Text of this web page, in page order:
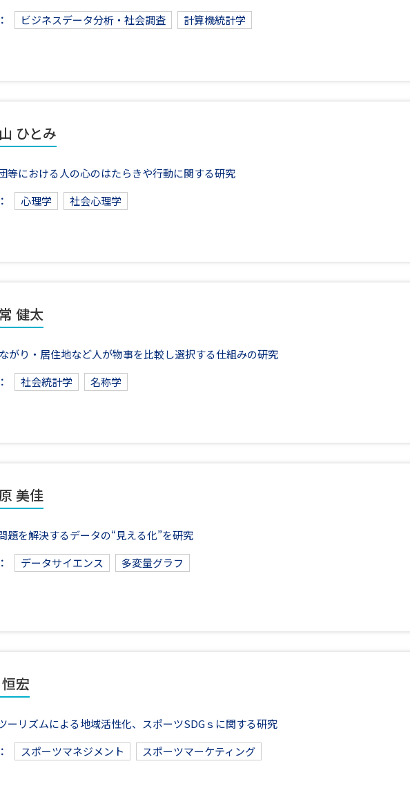
ビジネスデータ分析・社会調査 計算機統計学
ひとみ
等における人の心のはたらきや行動に関する研究
心理学 社会心理学
健太
がり・居住地など人が物事を比較し選択する仕組みの研究
社会統計学 名称学
美佳
題を解決するデータの“見える化”を研究
データサイエンス 多変量グラフ
宏
ーリズムによる地域活性化、 スポーツSDGｓに関する研究
スポーツマネジメント スポーツマーケティング